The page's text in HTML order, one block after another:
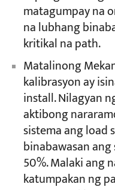
matagumpay na
na lubhang
kritikal na path.
Matalinong
kalibrasyon ay
install. Nilagyan
aktibong
sistema ang load
binabawasan
50%. Malaki ang
katumpakan ng